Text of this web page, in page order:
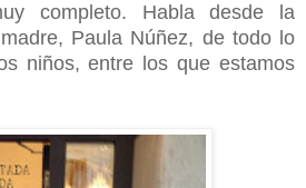
completo. Habla desde la
Paula Núñez, de todo lo
niños, entre los que estamos